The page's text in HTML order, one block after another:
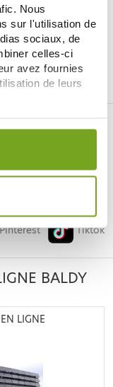
Nous
sur l'utilisation de
sociaux, de
celles-ci
avez fournies
de leurs
pendant une
Pinterest Tiktok
BALDY
LIGNE